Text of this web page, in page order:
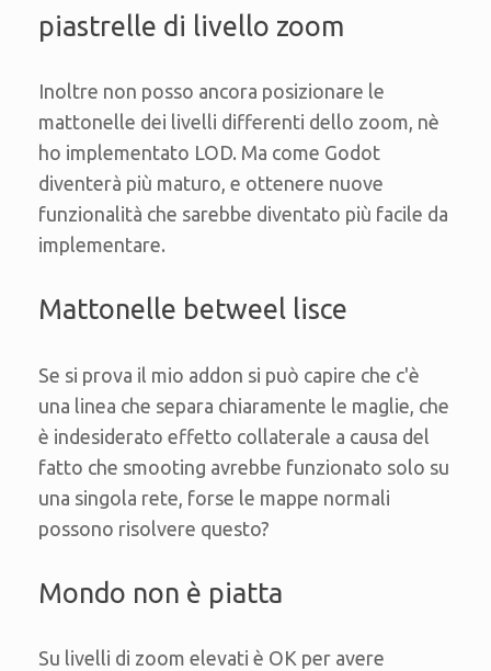
piastrelle di livello zoom
Inoltre non posso ancora posizionare le
mattonelle dei livelli differenti dello zoom, nè
ho implementato LOD. Ma come Godot
diventerà più maturo, e ottenere nuove
funzionalità che sarebbe diventato più facile da
implementare.
Mattonelle betweel lisce
Se si prova il mio addon si può capire che c'è
una linea che separa chiaramente le maglie, che
è indesiderato effetto collaterale a causa del
fatto che smooting avrebbe funzionato solo su
una singola rete, forse le mappe normali
possono risolvere questo?
Mondo non è piatta
Su livelli di zoom elevati è OK per avere